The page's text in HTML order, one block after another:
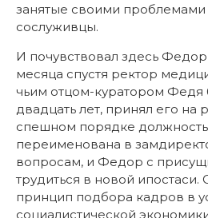
занятые своими проблемами
сослуживцы.
И почувствовал здесь
месяца спустя ректор
чьим отцом-куратором Федя
двадцать лет, принял его на
спешном порядке должность
переименована в
вопросам, и Федор с
трудиться в новой ипостаси.
принцип подбора кадров в
социалистической